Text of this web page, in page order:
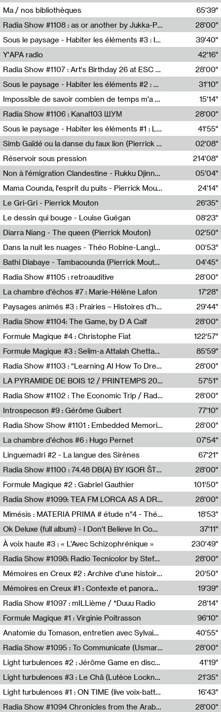
Pierre Henry,Emmanuel Parent
Ma / nos bibliothèques
Sarah Tritz,Elene Lapiashivili,Justin Marconnet,Mateo Cuche,Esther Lechevalier,Suzie Lecroart,Romance Castelet
65'39"
Radia Show #1108 : as or another by Jukka-Pekka Kervinen / Rádio Zero
Radio Zero
28'00"
Sous le paysage - Habiter les éléments #3 : Interprétations, rituels et symboliques des éléments
Nastassja Martin
39'40"
Y'APA radio
Pierrick Mouton
42'16"
Radia Show #1107 : Art's Birthday 26 at ESC - Medien Kunst Labor
Radio Helsinki
28'00"
Sous le paysage - Habiter les éléments #2 : Vers le tournant élémentaire
Nastassja Martin
31'10"
Impossible de savoir combien de temps m'a échappé
Mélanie Blaison,Mateo Cuin
15'14"
Radia Show #1106 : Kanal103 ШУМ
Kanal103
28'00"
Sous le paysage - Habiter les éléments #1 : Les éléments et les débordements du vivant
Nastassja Martin
41'55"
Simb Gaïdé ou la danse du faux lion (Pierrick Mouton)
Pierrick Mouton,Simb Gaïdé
02'08"
Réservoir sous pression
214'08"
Non à l'émigration Clandestine - Rukku Djinne Squad (Eden Tinto Collins)
Eden Tinto Collins,Rukku Djinne
05'04"
Mama Counda, l'esprit du puits - Pierrick Mouton
Pierrick Mouton
24'14"
Le Gri-Gri - Pierrick Mouton
Pierrick Mouton
26'35"
Le dessin qui bouge - Louise Guégan
Louise Guégan
08'23"
Diarra Niang - The queen (Pierrick Mouton)
Pierrick Mouton,Diarra Niang
02'50"
Dans la nuit les nuages - Théo Robine-Langlois
Théo Robine-Langlois,LD Beat
00'53"
Bathi Diabaye - Tambacounda (Pierrick Mouton)
Pierrick Mouton,Bathi Diabaye
04'45"
Radia Show #1105 : retroauditive
Soundart Radio
28'00"
La chambre d'échos #7 : Marie-Hélène Lafon
Revue Les Chambres,Marie-Hélène Lafon
17'28"
Paysages animés #3 : Prairies – Histoires d’herbes et d’humains
Anne Simon
29'44"
Radia Show #1104: The Game, by D A Calf
Radio One NZ
28'00"
Formule Magique #4 : Christophe Fiat
Nathalie Lacroix
122'57"
Formule Magique #3 : Selim-a Attalah Chettaoui
Nathalie Lacroix,Selim-a Attalah Chettaoui
85'59"
Radia Show #1103 : “Learning AI How To Dream” by Sebastian Dingens (Radio Campus Bruxelles)
Radio Campus Bruxelles
28'00"
LA PYRAMIDE DE BOIS 12 / PRINTEMPS 2026
Sammy Stein
57'51"
Radia Show #1102 : The Economic Trip / Radio Grenouille
Radio Grenouille
28'00"
Introspecson #9 : Gérôme Guibert
Pierre Henry,Gérôme Guibert
77'10"
Radia Show Show #1101 : Embedded Memories by Jimmy Peggie / radioart106
Jimmy Peggie,radioart106
28'00"
La chambre d'échos #6 : Hugo Pernet
Revue Les Chambres,Hugo Pernet
07'54"
Linguemadri #2 - La langue des Sirènes
Meris Angioletti
67'21"
Radia Show #1100 : 74.48 DB(A) BY IGOR ŠTROMAJER FOR RADIO X
radio x
28'00"
Formule Magique #2 : Gabriel Gauthier
Nathalie Lacroix,Gabriel Gauthier
101'50"
Radia Show #1099: TEA FM LORCA AS A DREAM
TEAFM
28'00"
Mimésis : MATERIA PRIMA # étude n°4 - Théâtre de l’Aquarium
Francesco Russo,Scuola della Crisi
18'53"
Ok Deluxe (full album) - I Don't Believe In Computing
37'11"
À voix haute #3 : « L’Avec Schizophrénique »
230'49"
Radia Show #1098: Radio Tecnicolor by Stefan Nussbaumer & Georg Zichy (Radio Orange 94.0)
Radio Orange 94.0
28'00"
Mémoires en Creux #2 : Archive d'une histoire artistique
Sophie Auger-Grappin
20'50"
Mémoires en Creux #1 : Contexte et panorama
Sophie Auger-Grappin
19'39"
Radia Show #1097 : mILLième / *Duuu Radio
28'14"
Formule Magique #1 : Virginie Poitrasson
Nathalie Lacroix,Virginie Poitrasson
96'10"
Anatomie du Tomason, entretien avec Sylvain Cardonnel
Loraine Baud,Sylvain Cardonnel
40'55"
Radia Show #1095 : To Communicate (Usmaradio)
Usmaradio
28'00"
Light turbulences #2 : Jérôme Game en discussion avec Thomas Corlin
41'19"
Light turbulences #3 : Le Châ (Lutèce Lockness)
Lutèce Lockness
21'35"
Light turbulences #1 : ON TIME (live voix-batterie) avec Jérôme Game & Jean-Michel Espitallier
Jérôme Game,Jean-Michel Espitallier
16'43"
Radia Show #1094 Chronicles from the Arab Cold War by Ghazi Barakat
28'00"